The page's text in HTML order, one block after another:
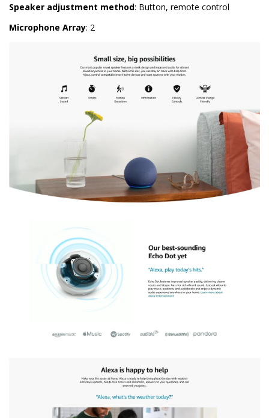
Speaker adjustment method: Button, remote control
Microphone Array: 2